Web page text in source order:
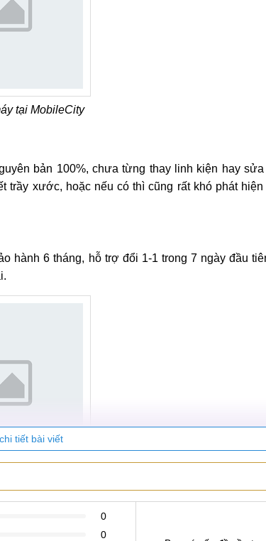
tại MobileCity
bản 100%, chưa từng thay linh kiện hay
xước, hoặc nếu có thì cũng rất khó phát hiện
hành 6 tháng, hỗ trợ đổi 1-1 trong 7 ngày đầu
tại MobileCity
6 tháng, hỗ trợ đổi mới 1-1 trong 7 ngày đầu
tiết bài viết
0
0